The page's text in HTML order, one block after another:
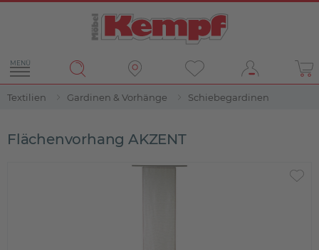
MENÜ
Textilien Gardinen & Vorhänge Schiebegardinen
Flächenvorhang AKZENT